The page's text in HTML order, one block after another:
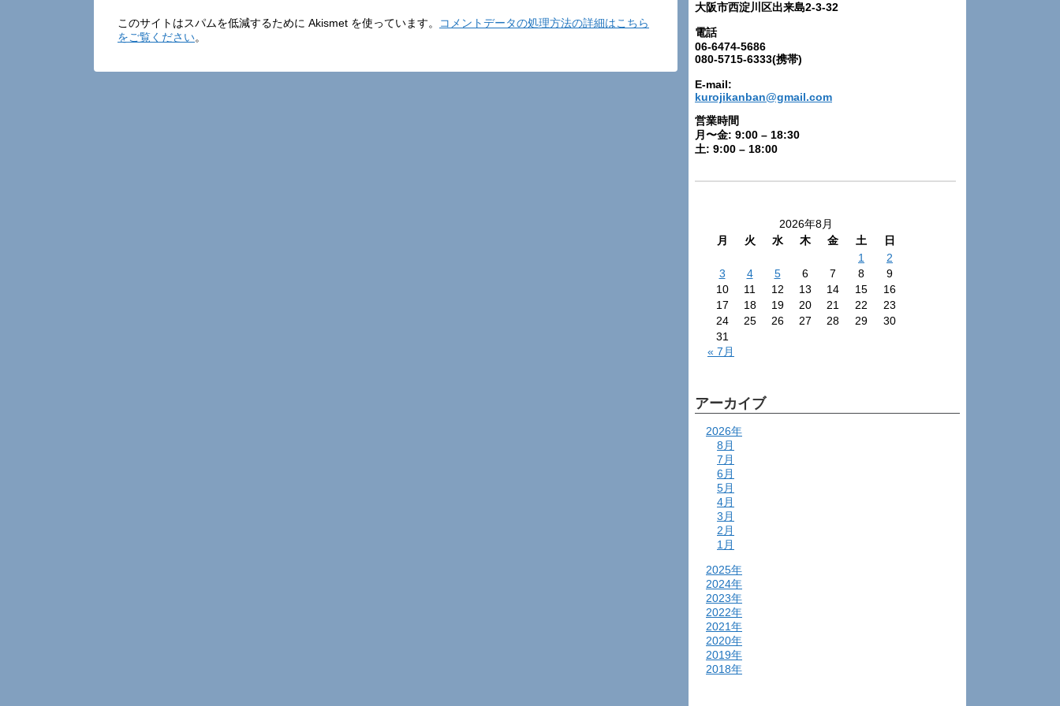
このサイトはスパムを低減するために Akismet を使っています。
コメントデータの処理方法の詳細はこちら
をご覧ください。
大阪市西淀川区出来島2-3-32
電話
06-6474-5686
080-5715-6333(携帯)
E-mail:
kurojikanban@gmail.com
営業時間
月〜金: 9:00 – 18:30
土: 9:00 – 18:00
2026年8月
月
火 水 木 金 土
日
1
2
3
4 5 6 7 8
9
10
11 12 13 14 15
16
17
18 19 20 21 22
23
24
25 26 27 28 29
30
31
« 7月
アーカイブ
2026年
8月
7月
6月
5月
4月
3月
2月
1月
2025年
2024年
2023年
2022年
2021年
2020年
2019年
2018年